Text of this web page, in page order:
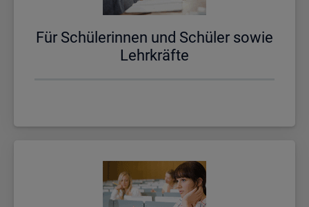
Für Schü­le­rin­nen und Schü­ler sowie
Lehr­kräf­te